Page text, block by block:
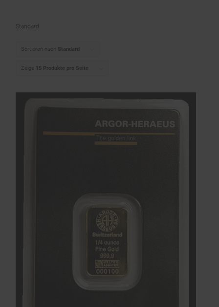
Standard
Sortieren nach Standard
Zeige 15 Produkte pro Seite